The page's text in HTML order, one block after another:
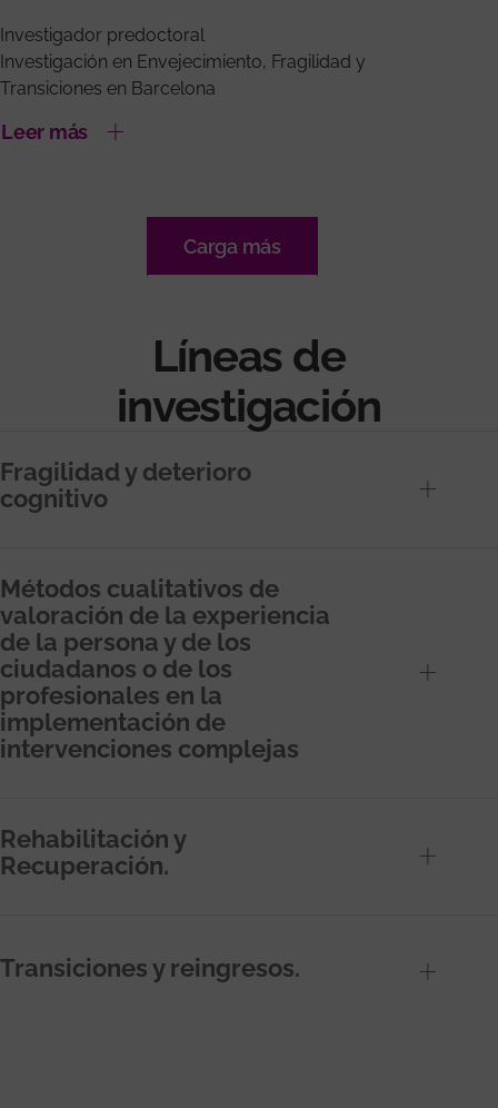
Investigador predoctoral
Investigación en Envejecimiento, Fragilidad y
Transiciones en Barcelona
Leer más
Carga más
Líneas de
investigación
Fragilidad y deterioro
cognitivo
Métodos cualitativos de
valoración de la experiencia
de la persona y de los
ciudadanos o de los
profesionales en la
implementación de
intervenciones complejas
Rehabilitación y
Recuperación.
Transiciones y reingresos.